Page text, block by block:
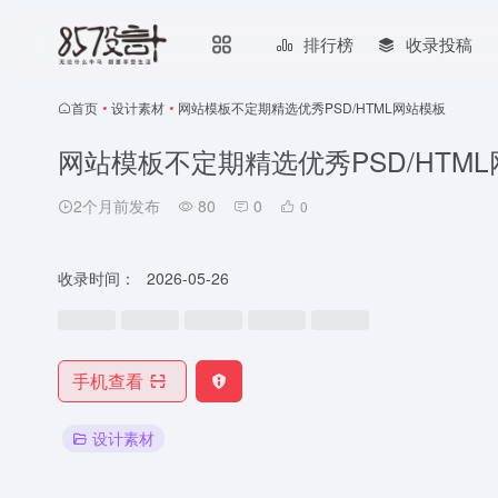
排行榜 收录投稿
首页 • 设计素材 • 网站模板不定期精选优秀PSD/HTML网站模板
网站模板不定期精选优秀PSD/
2个月前发布 80 0 0
收录时间： 2026-05-26
手机查看
设计素材